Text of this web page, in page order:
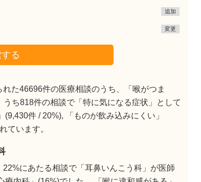
追加
変更
る
た46696件の医療相談のうち、「喉がつま
ち818件の相談で「特に気になる症状」として
件 / 20%), 「ものが飲み込みにくい」
ています。
にあたる相談で「耳鼻いんこう科」が医師
東京都大田区
竹内内科小児科医院
五藤 良将
「無駄な治療や投薬をし
ない」「病気と付き合い